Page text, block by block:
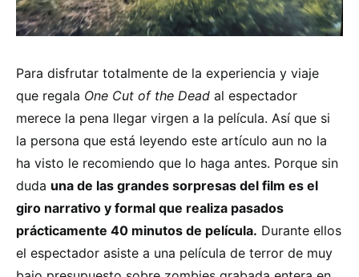
Para disfrutar totalmente de la experiencia y viaje
que regala One Cut of the Dead al espectador
merece la pena llegar virgen a la película. Así que si
la persona que está leyendo este artículo aun no la
ha visto le recomiendo que lo haga antes. Porque sin
duda una de las grandes sorpresas del film es el
giro narrativo y formal que realiza pasados
prácticamente 40 minutos de película. Durante ellos
el espectador asiste a una película de terror de muy